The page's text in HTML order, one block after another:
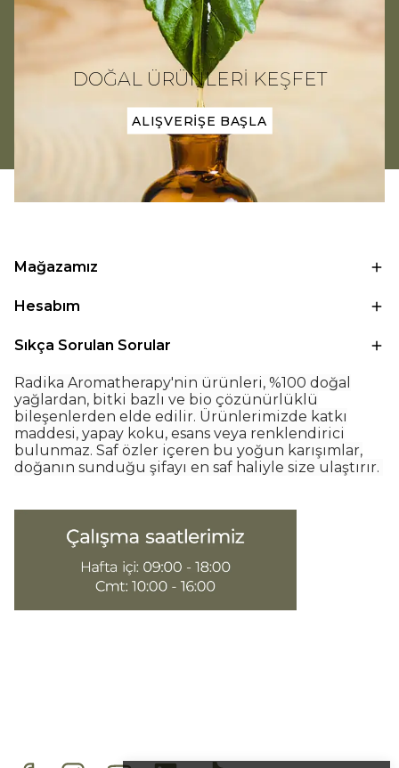
DOĞAL ÜRÜNLERİ KEŞFET
ALIŞVERİŞE BAŞLA
Mağazamız
Hesabım
Sıkça Sorulan Sorular
Radika Aromatherapy'nin ürünleri, %100 doğal
yağlardan, bitki bazlı ve bio çözünürlüklü
bileşenlerden elde edilir. Ürünlerimizde katkı
maddesi, yapay koku, esans veya renklendirici
bulunmaz. Saf özler içeren bu yoğun karışımlar,
doğanın sunduğu şifayı en saf haliyle size ulaştırır.